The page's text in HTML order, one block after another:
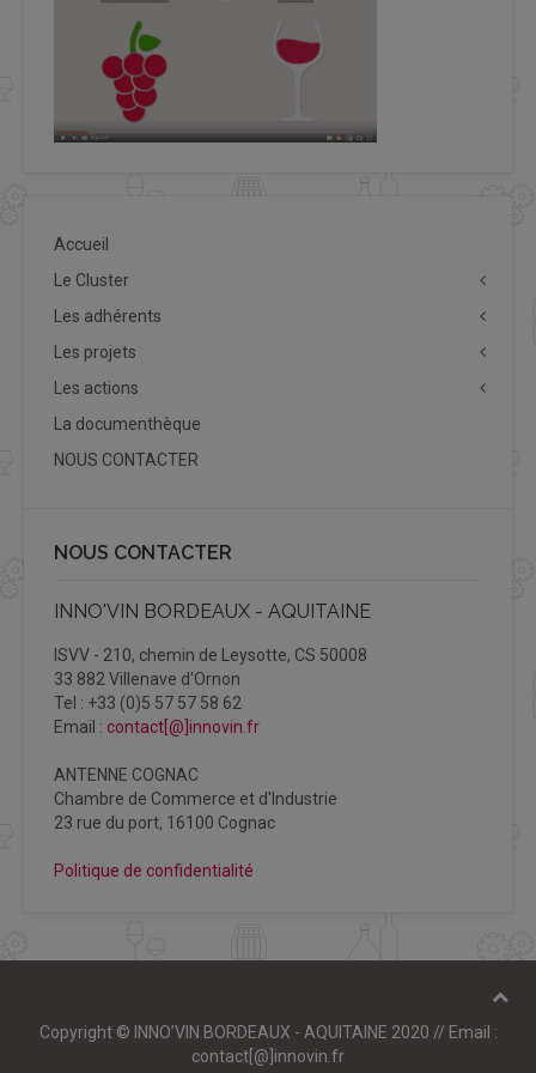
Accueil
Le Cluster
Les adhérents
Les projets
Les actions
La documenthèque
NOUS CONTACTER
NOUS CONTACTER
INNO'VIN BORDEAUX - AQUITAINE
ISVV - 210, chemin de Leysotte, CS 50008
33 882 Villenave d'Ornon
Tel : +33 (0)5 57 57 58 62
Email : contact[@]innovin.fr
ANTENNE COGNAC
Chambre de Commerce et d'Industrie
23 rue du port, 16100 Cognac
Politique de confidentialité
Copyright © INNO’VIN BORDEAUX - AQUITAINE 2020 // Email :
contact[@]innovin.fr